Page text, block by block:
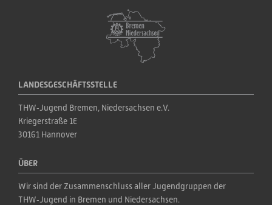
LANDESGESCHÄFTSSTELLE
THW‑Jugend Bremen, Niedersachsen e.V.
Kriegerstraße 1E
30161 Hannover
ÜBER
Wir sind der Zusammenschluss aller Jugendgruppen der
THW‑Jugend in Bremen und Niedersachsen.